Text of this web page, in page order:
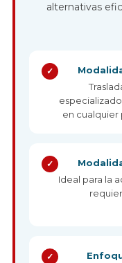
alternativas
✓
en cualquier
✓
Ideal para la
✓